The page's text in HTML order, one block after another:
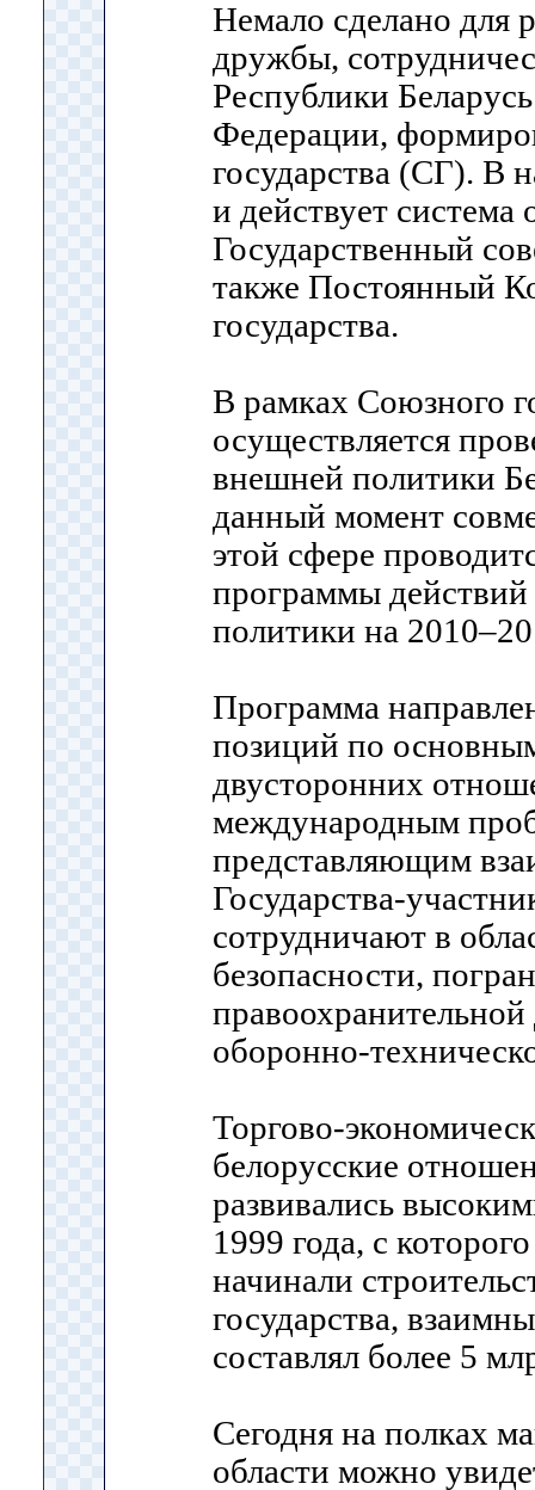
Немало сделано для
дружбы,
Республики
Федерации,
государства (СГ). В
и действует
Государственный
также Постоянный
государства.
В рамках Союзного
осуществляется
внешней политики
данный момент
этой сфере
программы
политики на
Программа
позиций по
двусторонних
международным
представляющим
Государства-
сотрудничают в
безопасности,
правоохранительной
оборонно-
Торгово-
белорусские
развивались
1999 года, с
начинали
государства,
составлял более 5
Сегодня на полках
области можно